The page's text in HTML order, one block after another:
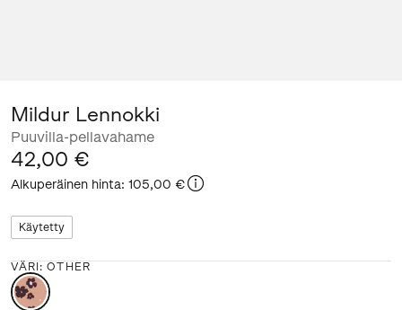
Mildur Lennokki
Puuvilla-pellavahame
42,00 €
Alkuperäinen hinta: 105,00 €
Käytetty
VÄRI :OTHER